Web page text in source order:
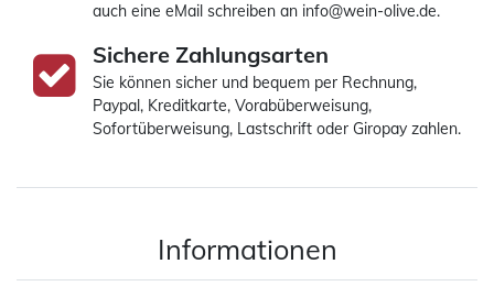
auch eine eMail schreiben an info@wein-olive.de.
Sichere Zahlungsarten
Sie können sicher und bequem per Rechnung,
Paypal, Kreditkarte, Vorabüberweisung,
Sofortüberweisung, Lastschrift oder Giropay zahlen.
Informationen